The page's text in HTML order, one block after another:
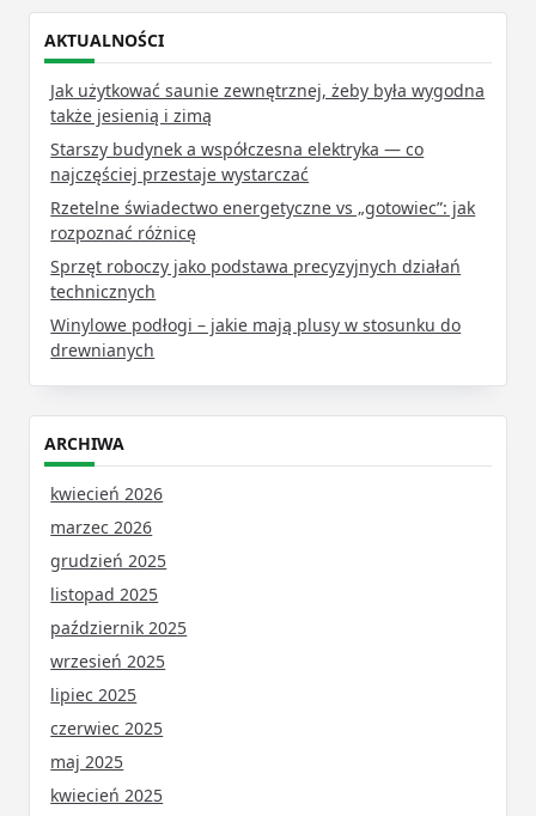
text">Page</span>
AKTUALNOŚCI
Jak użytkować saunie zewnętrznej, żeby była wygodna
także jesienią i zimą
Starszy budynek a współczesna elektryka — co
najczęściej przestaje wystarczać
Rzetelne świadectwo energetyczne vs „gotowiec”: jak
rozpoznać różnicę
Sprzęt roboczy jako podstawa precyzyjnych działań
technicznych
Winylowe podłogi – jakie mają plusy w stosunku do
drewnianych
ARCHIWA
kwiecień 2026
marzec 2026
grudzień 2025
listopad 2025
październik 2025
wrzesień 2025
lipiec 2025
czerwiec 2025
maj 2025
kwiecień 2025